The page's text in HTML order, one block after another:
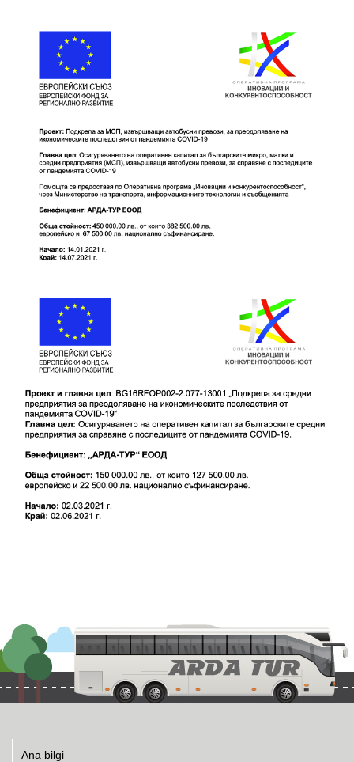
Ana bilgi